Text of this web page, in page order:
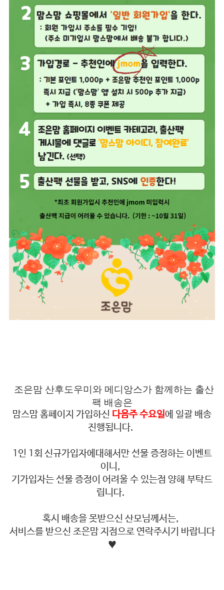
조은맘 산후도우미와 메디앙스가 함께하는 출산
팩 배송은
맘스맘 홈페이지 가입하신 다음주 수요일에 일괄 배송
진행됩니다.
1인 1회 신규가입자에대해서만 선물 증정하는 이벤트
이니,
기가입자는 선물 증정이 어려울 수 있는점 양해 부탁드
립니다.
혹시 배송을 못받으신 산모님께서는,
서비스를 받으신 조은맘 지점으로 연락주시기 바랍니다
♥